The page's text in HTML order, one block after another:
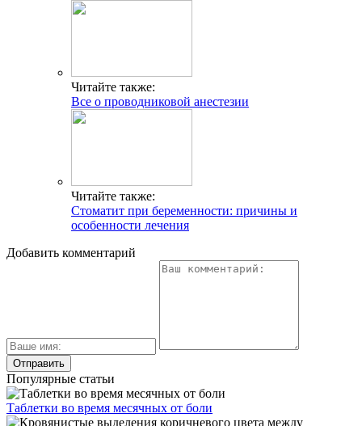
Читайте также:
Все о проводниковой анестезии
Читайте также:
Стоматит при беременности: причины и
особенности лечения
Добавить комментарий
Популярные статьи
Таблетки во время месячных от боли